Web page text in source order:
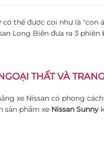
có thể được coi như là "con
Long Biên đưa ra 3 phiên
THẤT VÀ
xe Nissan có phong
sản phẩm xeNissan Sunny